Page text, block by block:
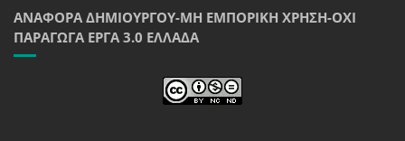
ΑΝΑΦΟΡΆ ΔΗΜΙΟΥΡΓΟΎ-ΜΗ ΕΜΠΟΡΙΚΉ ΧΡΉΣΗ-ΌΧΙ
ΠΑΡΆΓΩΓΑ ΈΡΓΑ 3.0 ΕΛΛΆΔΑ